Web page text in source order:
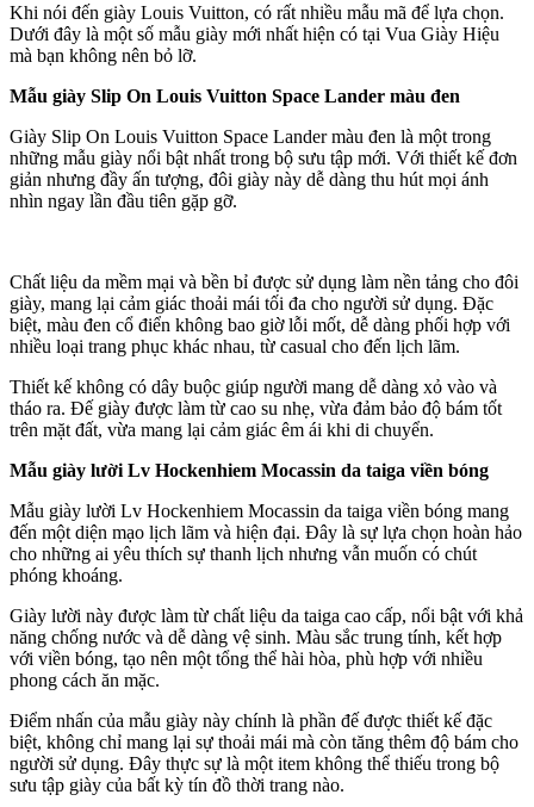
Khi nói đến giày Louis Vuitton, có rất nhiều mẫu mã để lựa chọn.
Dưới đây là một số mẫu giày mới nhất hiện có tại Vua Giày Hiệu
mà bạn không nên bỏ lỡ.
Mẫu giày Slip On Louis Vuitton Space Lander màu đen
Giày Slip On Louis Vuitton Space Lander màu đen là một trong
những mẫu giày nổi bật nhất trong bộ sưu tập mới. Với thiết kế đơn
giản nhưng đầy ấn tượng, đôi giày này dễ dàng thu hút mọi ánh
nhìn ngay lần đầu tiên gặp gỡ.
Chất liệu da mềm mại và bền bỉ được sử dụng làm nền tảng cho đôi
giày, mang lại cảm giác thoải mái tối đa cho người sử dụng. Đặc
biệt, màu đen cổ điển không bao giờ lỗi mốt, dễ dàng phối hợp với
nhiều loại trang phục khác nhau, từ casual cho đến lịch lãm.
Thiết kế không có dây buộc giúp người mang dễ dàng xỏ vào và
tháo ra. Đế giày được làm từ cao su nhẹ, vừa đảm bảo độ bám tốt
trên mặt đất, vừa mang lại cảm giác êm ái khi di chuyển.
Mẫu giày lười Lv Hockenhiem Mocassin da taiga viền bóng
Mẫu giày lười Lv Hockenhiem Mocassin da taiga viền bóng mang
đến một diện mạo lịch lãm và hiện đại. Đây là sự lựa chọn hoàn hảo
cho những ai yêu thích sự thanh lịch nhưng vẫn muốn có chút
phóng khoáng.
Giày lười này được làm từ chất liệu da taiga cao cấp, nổi bật với khả
năng chống nước và dễ dàng vệ sinh. Màu sắc trung tính, kết hợp
với viền bóng, tạo nên một tổng thể hài hòa, phù hợp với nhiều
phong cách ăn mặc.
Điểm nhấn của mẫu giày này chính là phần đế được thiết kế đặc
biệt, không chỉ mang lại sự thoải mái mà còn tăng thêm độ bám cho
người sử dụng. Đây thực sự là một item không thể thiếu trong bộ
sưu tập giày của bất kỳ tín đồ thời trang nào.